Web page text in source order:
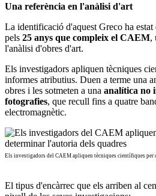
Una referència en l'anàlisi d'art
La identificació d'aquest Greco ha
pels 25 anys que compleix el CAEM,
l'anàlisi d'obres d'art.
Els investigadors apliquen tècniques
informes atributius. Duen a terme una
obres i les sotmeten a una analítica no
fotografies, que recull fins a quatre
electromagnètic.
Els investigadors del CAEM apliquen tècniques científiques per
El tipus d'encàrrec que els arriben al